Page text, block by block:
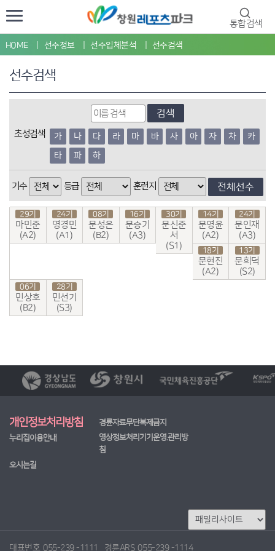
통합검색
HOME 선수정보 선수입체분석 선수검색
선수검색
검색
초성검색 가 나 다 라 마 바 사 아 자 차
카
타
파 하
기수 등급 훈련지 전체선수
29기
마민준
(A2)
24기
명경민
(A1)
08기
문성은
(B2)
16기
문승기
(A3)
30기
문신준
서
(S1)
14기
문영윤
(A2)
24기
문인재
(A3)
18기
문현진
(A2)
13기
문희덕
(S2)
06기
민상호
(B2)
28기
민선기
(S3)
개인정보처리방침
경륜자료무단복제금지
누리집이용안내
영상정보처리기기운영.관리방
침
오시는길
대표번호 055-239 -1111 경륜ARS 055-239 -1114